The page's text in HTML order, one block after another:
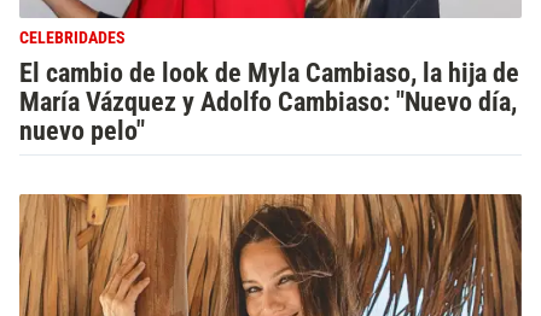
CELEBRIDADES
El cambio de look de Myla Cambiaso, la hija de
María Vázquez y Adolfo Cambiaso: "Nuevo día,
nuevo pelo"